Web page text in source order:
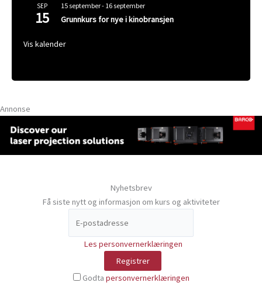
SEP
15
15 september- 16 september
Grunnkurs for nye i kinobransjen
Vis kalender
Annonse
Nyhetsbrev
Få siste nytt og informasjon om kurs og aktiviteter
Les personvernerklæringen
Godta personvernerklæringen